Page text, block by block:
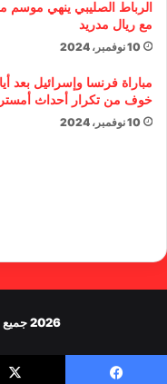
الرباط الصليبي ينهي موسم
مع ريال مدريد
10 نوفمبر، 2024
مباراة فرنسا وإسرائيل بعد
خوف من تكرار أحداث
10 نوفمبر، 2024
2026 جميع الحقوق محفوظة للرد كاسل